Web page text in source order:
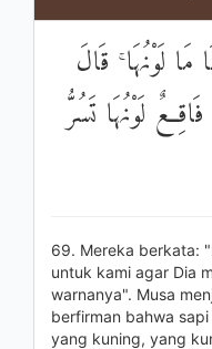
مَا لَوْنُهَا ۚ قَالَ
لَوْنُهَا تَسُرُّ
69. Mereka berkata:
untuk kami agar Dia
warnanya". Musa
berfirman bahwa
yang kuning, yang